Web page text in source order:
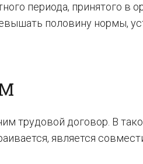
периода, принятого в
половину нормы,
трудовой договор. В
является